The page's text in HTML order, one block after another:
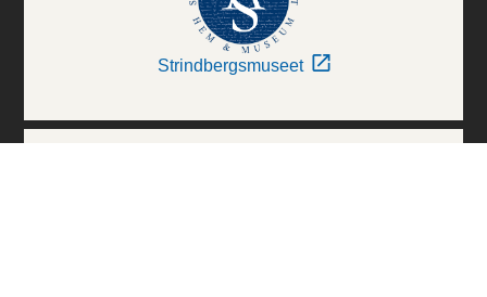
Strindbergsmuseet